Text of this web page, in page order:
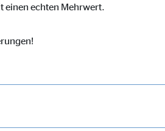
einen echten Mehrwert.